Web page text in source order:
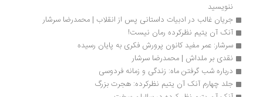
ننویسید
جریان غالب در ادبیات داستانی پس از انقلاب | محمدرضا سرشار
آنک آن یتیم نظرکرده رمان نیست!
سرشار: عمر مفید کانون پرورش فکری به پایان رسیده
نقدی بر ملداش | محمدرضا سرشار
درباره شب گرفتن ماه: زندگی و زمانه فردوسی
جلد چهارم آنک آن یتیم نظرکرده: هجرت بزرگ